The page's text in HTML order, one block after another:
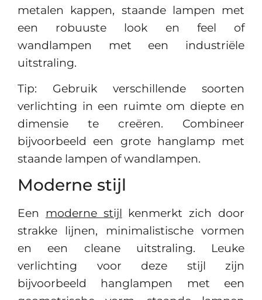
metalen kappen, staande lampen met
een robuuste look en feel of
wandlampen met een industriële
uitstraling.
Tip: Gebruik verschillende soorten
verlichting in een ruimte om diepte en
dimensie te creëren. Combineer
bijvoorbeeld een grote hanglamp met
staande lampen of wandlampen.
Moderne stijl
Een moderne stijl kenmerkt zich door
strakke lijnen, minimalistische vormen
en een cleane uitstraling. Leuke
verlichting voor deze stijl zijn
bijvoorbeeld hanglampen met een